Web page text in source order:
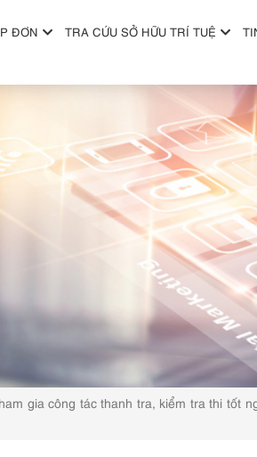
ĐƠN TRA CỨU SỞ HỮU TRÍ TUỆ
gia công tác thanh tra, kiểm tra thi tốt